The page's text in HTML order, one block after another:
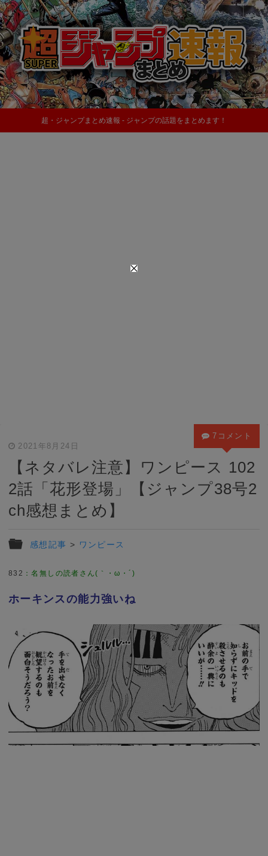
超・ジャンプまとめ速報 - ジャンプの話題をまとめます！
2021年8月24日
【ネタバレ注意】ワンピース 102
2話「花形登場」【ジャンプ38号2
ch感想まとめ】
感想記事 > ワンピース
7コメント
832 ：名無しの読者さん(｀・ω・´)
ホーキンスの能力強いね